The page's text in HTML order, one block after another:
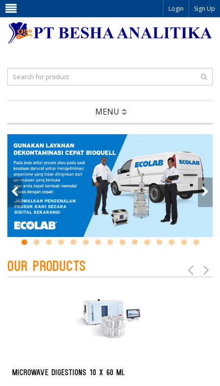
Login Sign Up
MENU
Our Products
Microwave Digestions 10 x 60 mL